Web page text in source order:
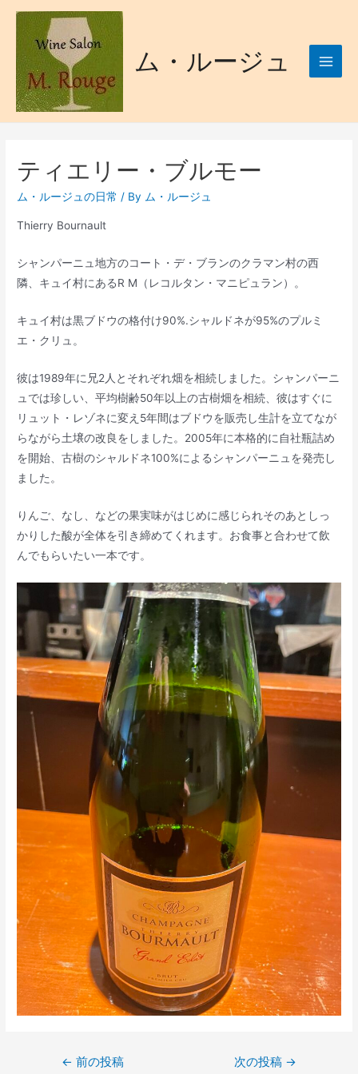
ム・ルージュ
ティエリー・ブルモー
ム・ルージュの日常 / By ム・ルージュ
Thierry Bournault
シャンパーニュ地方のコート・デ・ブランのクラマン村の西
隣、キュイ村にあるR M（レコルタン・マニピュラン）。
キュイ村は黒ブドウの格付け90%.シャルドネが95%のプルミ
エ・クリュ。
彼は1989年に兄2人とそれぞれ畑を相続しました。シャンパーニ
ュでは珍しい、平均樹齢50年以上の古樹畑を相続、彼はすぐに
リュット・レゾネに変え5年間はブドウを販売し生計を立てなが
らながら土壌の改良をしました。2005年に本格的に自社瓶詰め
を開始、古樹のシャルドネ100%によるシャンパーニュを発売し
ました。
りんご、なし、などの果実味がはじめに感じられそのあとしっ
かりした酸が全体を引き締めてくれます。お食事と合わせて飲
んでもらいたい一本です。
← 前の投稿 次の投稿 →